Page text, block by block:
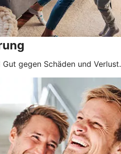
gegen Schäden und Verlust.